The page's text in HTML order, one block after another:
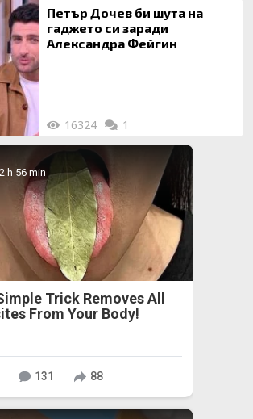
Петър Дочев би шута на
гаджето си заради
Александра Фейгин
16324 1
2 h 56 min
Trick Removes All
From Your Body!
131 88